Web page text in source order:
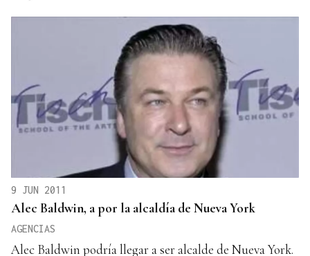
9 JUN 2011
Alec Baldwin, a por la alcaldía de Nueva York
AGENCIAS
Alec Baldwin podría llegar a ser alcalde de Nueva York.